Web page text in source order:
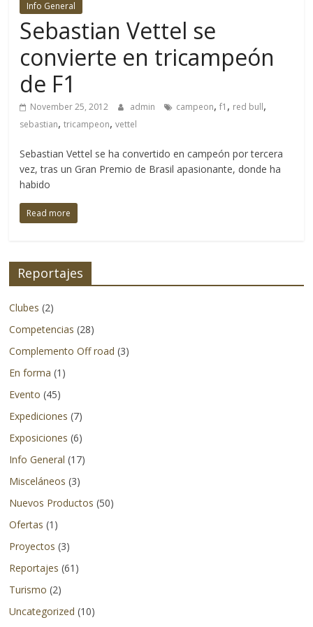
4×4
aventura
refiere.
No
solo
eventos
sino
también
adentrarnos
en
otros
Info General
Sebastian Vettel se
convierte en tricampeón
de F1
November 25, 2012 admin campeon,f1 , red bull,
sebastian,tricampeon,vettel
Sebastian Vettel se ha convertido en campeón por tercera
vez, tras un Gran Premio de Brasil apasionante, donde ha
habido
Read more
Reportajes
Clubes (2)
Competencias (28)
Complemento Off road (3)
En forma (1)
Evento (45)
Expediciones (7)
Exposiciones (6)
Info General (17)
Misceláneos (3)
Nuevos Productos (50)
Ofertas (1)
Proyectos (3)
Reportajes (61)
Turismo (2)
Uncategorized (10)